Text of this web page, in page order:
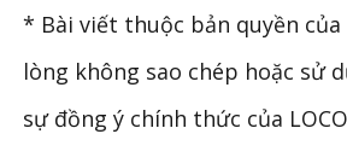
* Bài viết thuộc bản quyền của
lòng không sao chép hoặc sử
sự đồng ý chính thức của